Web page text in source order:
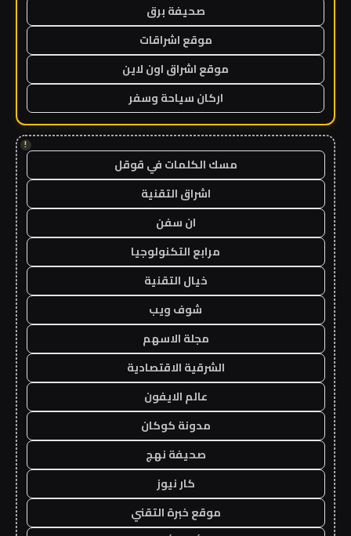
صحيفة برق
موقع اشراقات
موقع اشراق اون لاين
اركان سياحة وسفر
!
مسك الكلمات في قوقل
اشراق التقنية
ان سفن
مرابع التكنولوجيا
خيال التقنية
شوف ويب
مجلة الاسهم
الشرقية الاقتصادية
عالم الايفون
مدونة كوكان
صحيفة نهج
كار نيوز
موقع خبرة التقني